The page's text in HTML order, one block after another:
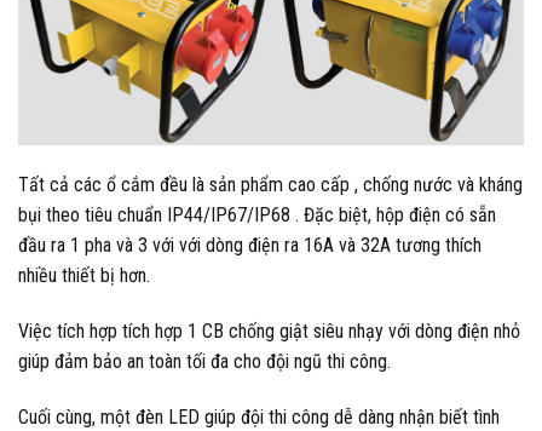
Tất cả các ổ cắm đều là sản phẩm cao cấp , chống nước và kháng
bụi theo tiêu chuẩn IP44/IP67/IP68 . Đặc biệt, hộp điện có sẵn
đầu ra 1 pha và 3 với với dòng điện ra 16A và 32A tương thích
nhiều thiết bị hơn.
Việc tích hợp tích hợp 1 CB chống giật siêu nhạy với dòng điện nhỏ
giúp đảm bảo an toàn tối đa cho đội ngũ thi công.
Cuối cùng, một đèn LED giúp đội thi công dễ dàng nhận biết tình